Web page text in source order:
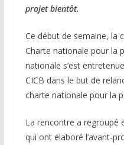
projet bientôt.
Ce début de semaine, la
Charte nationale pour la
nationale s’est
CICB dans le but de
charte nationale pour la
La rencontre a regroupé
qui ont élaboré l’avant-